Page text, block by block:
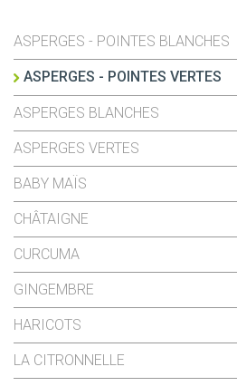
ASPERGES - POINTES BLANCHES
ASPERGES - POINTES VERTES
ASPERGES BLANCHES
ASPERGES VERTES
BABY MAÏS
CHÂTAIGNE
CURCUMA
GINGEMBRE
HARICOTS
LA CITRONNELLE